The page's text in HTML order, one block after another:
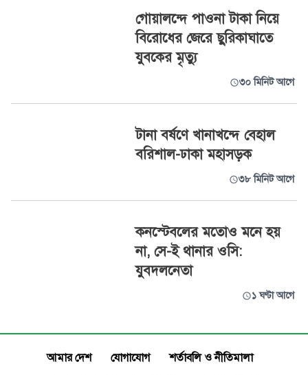
গোয়ালন্দে পাওনা টাকা নিয়ে
বিরোধের জেরে ছুরিকাঘাতে
যুবকের মৃত্যু
৩০ মিনিট আগে
টানা বর্ষণে খানাখন্দে বেহাল
বরিশাল-ঢাকা মহাসড়ক
৩৮ মিনিট আগে
কনস্টেবলের মতোও মনে হয়
না, সে-ই থানার ওসি:
যুবদলনেতা
১ ঘণ্টা আগে
আমার দেশ যোগাযোগ
শর্তাবলি ও নীতিমালা